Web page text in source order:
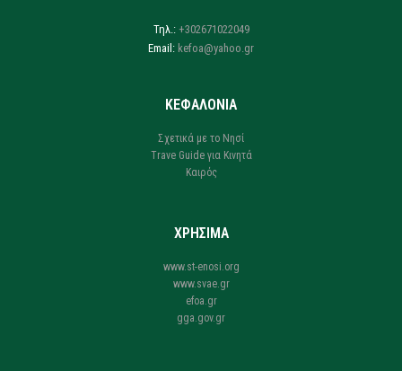
Τηλ.: +302671022049
Email: kefoa@yahoo.gr
ΚΕΦΑΛΟΝΙΑ
Σχετικά με το Νησί
Trave Guide για Κινητά
Καιρός
ΧΡΗΣΙΜΑ
www.st-enosi.org
www.svae.gr
efoa.gr
gga.gov.gr